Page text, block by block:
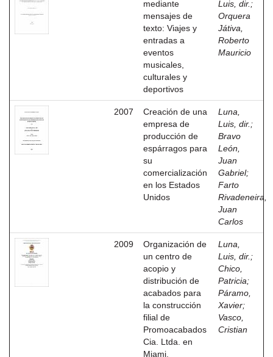
mediante
mensajes de
texto: Viajes y
entradas a
eventos
musicales,
culturales y
deportivos
Luis, dir. ;
Orquera
Játiva,
Roberto
Mauricio
2007
Creación de una
empresa de
producción de
espárragos para
su
comercialización
en los Estados
Unidos
Luna,
Luis, dir. ;
Bravo
León,
Juan
Gabriel;
Farto
Rivadeneira,
Juan
Carlos
2009
Organización de
un centro de
acopio y
distribución de
acabados para
la construcción
filial de
Promoacabados
Cia. Ltda. en
Miami.
Luna,
Luis, dir. ;
Chico,
Patricia;
Páramo,
Xavier;
Vasco,
Cristian